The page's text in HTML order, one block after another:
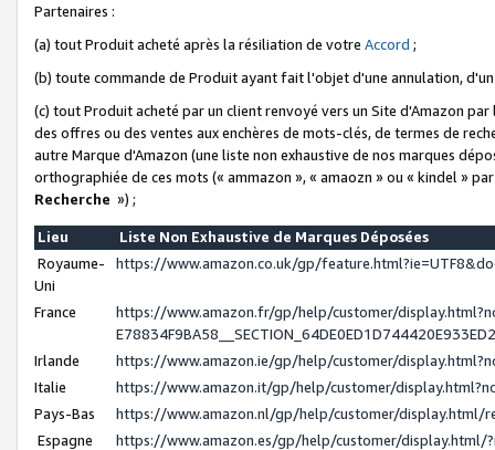
Partenaires :
(a) tout Produit acheté après la résiliation de votre Accord ;
(b) toute commande de Produit ayant fait l'objet d'une annulation,
(c) tout Produit acheté par un client renvoyé vers un Site d'Amazon
des offres ou des ventes aux enchères de mots-clés, de termes de
autre Marque d'Amazon (une liste non exhaustive de nos marques
orthographiée de ces mots (« ammazon », « amaozn » ou « kindel »
Recherche ») ;
Lieu
Liste Non Exhaustive de Marques Déposées
Royaume-
Uni
https://www.amazon.co.uk/gp/
France
https://www.amazon.fr/gp/help/customer/
Irlande
https://www.amazon.ie/gp/help/customer/
Italie
https://www.amazon.it/gp/help/customer/
Pays-Bas
https://www.amazon.nl/gp/help/customer/display.html/
Espagne
https://www.amazon.es/gp/help/customer/display.html/